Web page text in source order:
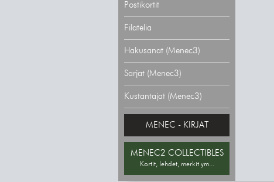
Postikortit
Filatelia
Hakusanat (Menec3)
Sarjat (Menec3)
Kustantajat (Menec3)
MENEC - KIRJAT
MENEC2 COLLECTIBLES
Kortit, lehdet, merkit ym...